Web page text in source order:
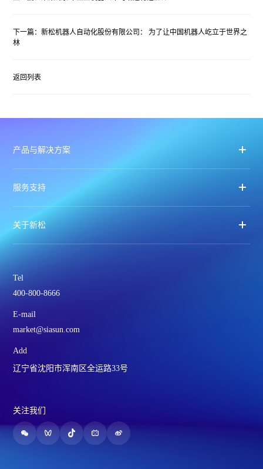
下一篇：新松机器人自动化股份有限公司： 为了让中国机器人屹立于世界之
林
返回列表
产品与解决方案
服务支持
关于新松
Tel
400-800-8666
E-mail
market@siasun.com
Add
辽宁省沈阳市浑南区全运路33号
关注我们